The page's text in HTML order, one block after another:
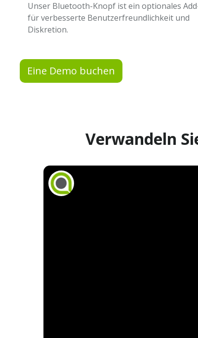
Unser Bluetooth-Knopf ist ein optionales
für verbesserte Benutzerfreundlichkeit und
Diskretion.
Eine Demo buchen
Verwandeln